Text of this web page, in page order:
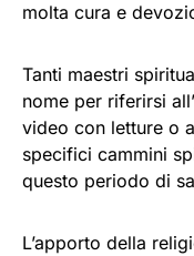
molta cura e
Tanti maestri
nome per riferirsi
video con letture o
specifici cammini
questo periodo di
L’apporto della